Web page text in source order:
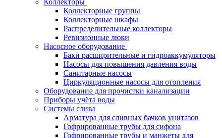
Коллекторные группы
Коллекторные шкафы
Распределительные коллекторы
Ревизионные люки
Насосное оборудование
Баки расширительные и гидроаккумуляторы
Насосы для повышения давления воды
Санитарные насосы
Циркуляционные насосы для отопления
Оборудование для прочистки канализации
Приборы учёта воды
Системы слива
Арматура для сливных бачков унитазов
Гофрированные трубы для сифона
Гофрированные трубы и манжеты для